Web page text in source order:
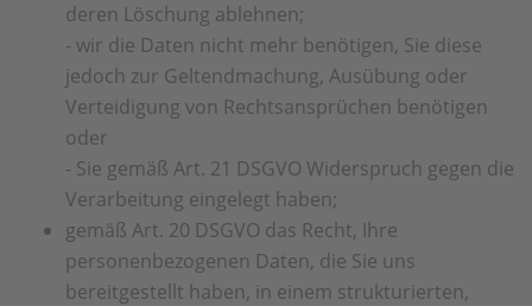
deren Löschung ablehnen;
- wir die Daten nicht mehr benötigen, Sie diese
jedoch zur Geltendmachung, Ausübung oder
Verteidigung von Rechtsansprüchen benötigen
oder
- Sie gemäß Art. 21 DSGVO Widerspruch gegen die
Verarbeitung eingelegt haben;
gemäß Art. 20 DSGVO das Recht, Ihre
personenbezogenen Daten, die Sie uns
bereitgestellt haben, in einem strukturierten,